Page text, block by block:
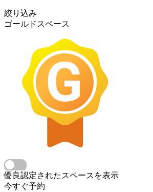
絞り込み
ゴールドスペース
優良認定されたスペースを表示
今すぐ予約